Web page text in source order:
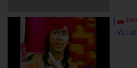
- Vũ Linh